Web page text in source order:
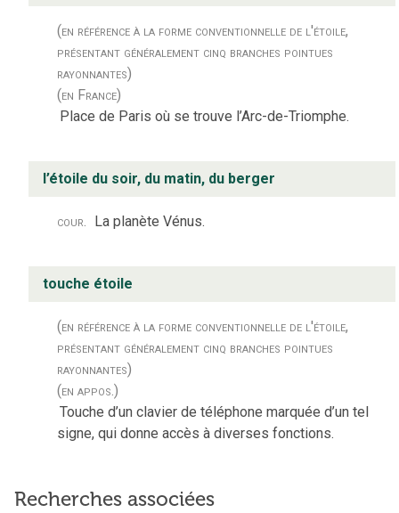
(en référence à la forme conventionnelle de l'étoile,
présentant généralement cinq branches pointues
rayonnantes)
(en France)
Place de Paris où se trouve l’Arc-de-Triomphe.
l’étoile du soir, du matin, du berger
cour. La planète Vénus.
touche étoile
(en référence à la forme conventionnelle de l'étoile,
présentant généralement cinq branches pointues
rayonnantes)
(en appos.)
Touche d’un clavier de téléphone marquée d’un tel
signe, qui donne accès à diverses fonctions.
Recherches associées